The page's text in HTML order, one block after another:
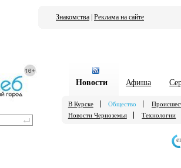
Знакомства Реклама на сайте
Новости Афиша
В Курске Общество
Новости Черноземья
Технологии